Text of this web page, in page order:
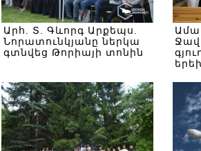
Արհ. Տ. Գևորգ Արքեպս.
Նորատունկյանը ներկա
գտնվեց Թորիայի տոնին